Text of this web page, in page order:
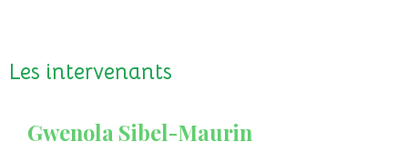
Les intervenants
Gwenola Sibel-Maurin